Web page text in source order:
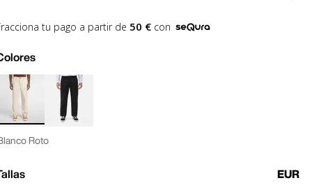
tu pago a partir de 50 €con
Roto
EUR